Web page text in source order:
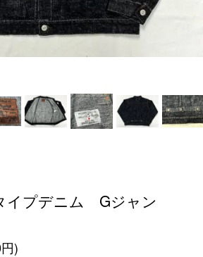
イプデニム Gジャン
)